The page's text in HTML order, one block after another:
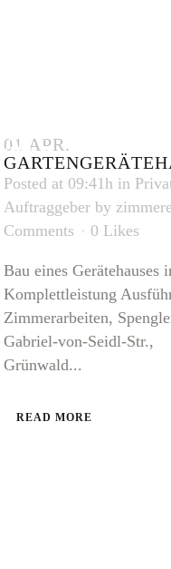
TAG
01 APR.
Posted at 09:41h in
Auftraggeber by
Comments
0 Likes
Bau eines Gerätehauses
Komplettleistung
Zimmerarbeiten,
Gabriel-von-Seidl-Str.,
Grünwald...
READ MORE